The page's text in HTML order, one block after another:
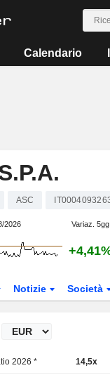
Calendario
ASC
2026 Variaz. 5gg
Notizie Società
2026 * 14,5x